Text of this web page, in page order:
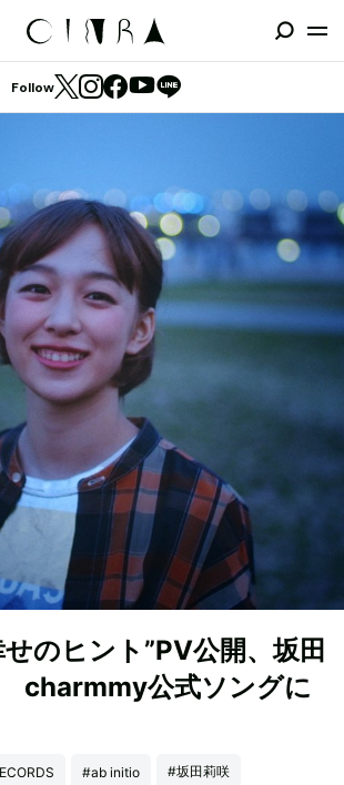
Follow
のヒント”PV公開、坂田
charmmy公式ソングに
#ab initio #坂田莉咲